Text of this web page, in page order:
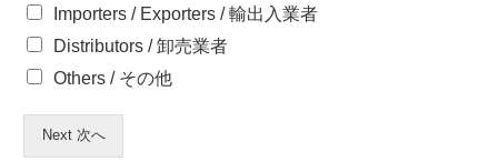
Importers / Exporters / 輸出入業者
Distributors / 卸売業者
Others / その他
Next 次へ